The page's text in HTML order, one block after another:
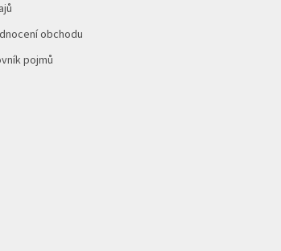
obchodu
pojmů